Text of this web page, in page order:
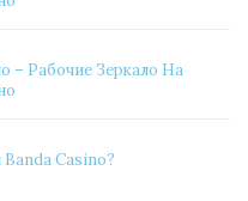
– Рабочие Зеркало На
Casino?